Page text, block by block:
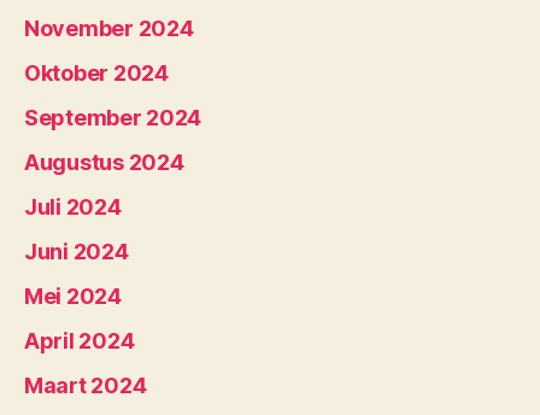
November 2024
Oktober 2024
September 2024
Augustus 2024
Juli 2024
Juni 2024
Mei 2024
April 2024
Maart 2024